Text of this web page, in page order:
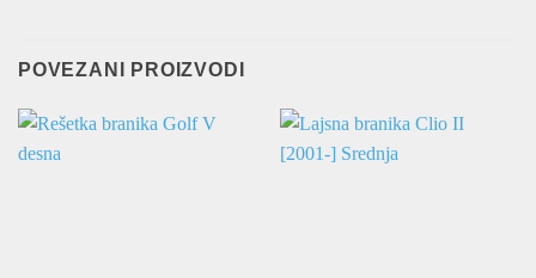
POVEZANI PROIZVODI